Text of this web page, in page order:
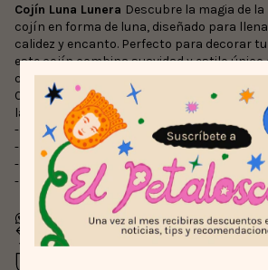
Cojín Luna Lunera Descubre la magia de
cojín en forma de luna, diseñado para
calidez y encanto. Perfecto para decorar
este cojín combina suavidad y estilo único
colombiano puede ofrecer.
Cuenta con cremallera y funda removible
lavarla sin drama.
-Diseño exclusivo colombiano
-Material suave y duradero
-Perfecto para regalar o decorar
-Envíos rápidos y seguros en Colombia
Devoluciones gratis
Hasta 30 días después de tu compra